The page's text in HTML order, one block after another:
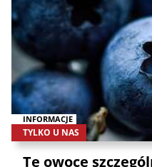
INFORMACJE
TYLKO U NAS
Te owoce